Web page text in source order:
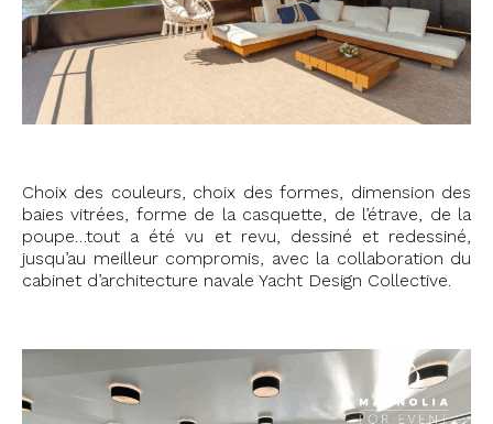
Choix des couleurs, choix des formes, dimension des
baies vitrées, forme de la casquette, de l’étrave, de la
poupe…tout a été vu et revu, dessiné et redessiné,
jusqu’au meilleur compromis, avec la collaboration du
cabinet d’architecture navale Yacht Design Collective.